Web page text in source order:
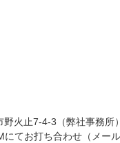
火止7-4-3（弊社事務所）
てお打ち合わせ（メール